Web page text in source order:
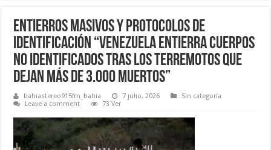
ENTIERROS MASIVOS Y PROTOCOLOS DE
IDENTIFICACIÓN “VENEZUELA ENTIERRA CUERPOS
NO IDENTIFICADOS TRAS LOS TERREMOTOS QUE
DEJAN MÁS DE 3.000 MUERTOS”
bahiastereo915fm_bahia 7 julio, 2026
Sin categoría
Leave a comment
73 Ver